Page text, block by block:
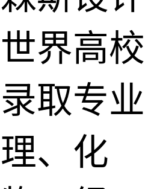
界高校
取专业
、化